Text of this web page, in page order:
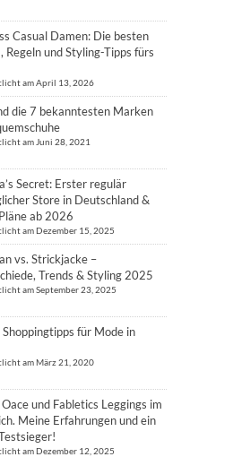
Casual Damen: Die besten
Regeln und Styling-Tipps fürs
am April 13, 2026
die 7 bekanntesten Marken
am Juni 28, 2021
Secret: Erster regulär
Store in Deutschland &
ab 2026
am Dezember 15, 2025
vs. Strickjacke –
Trends & Styling 2025
am September 23, 2025
Shoppingtipps für Mode in
am März 21, 2020
und Fabletics Leggings im
Meine Erfahrungen und ein
am Dezember 12, 2025